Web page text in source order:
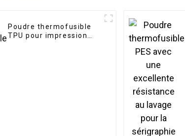
Poudre thermofusible
TPU pour impression